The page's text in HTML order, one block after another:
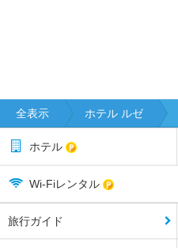
全表示 ホテル ルゼ
ホテル
Wi-Fiレンタル
旅行ガイド